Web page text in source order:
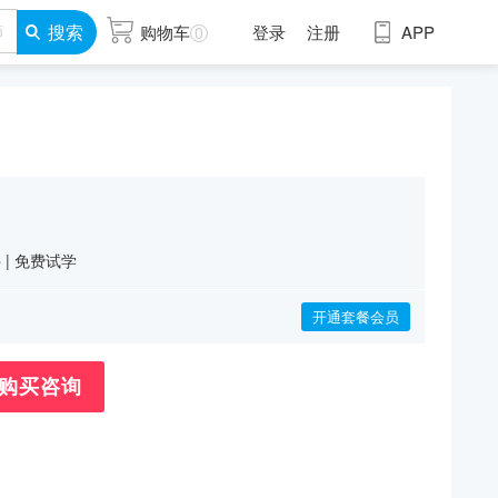
搜索 购物车 0 登录 注册 APP
| 免费试学
开通套餐会员
买咨询